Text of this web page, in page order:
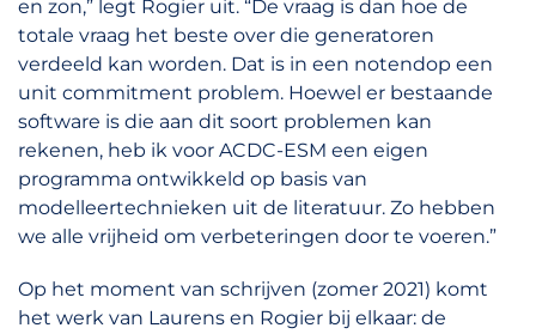
en zon,” legt Rogier uit. “De vraag is dan hoe de
totale vraag het beste over die generatoren
verdeeld kan worden. Dat is in een notendop een
unit commitment problem. Hoewel er bestaande
software is die aan dit soort problemen kan
rekenen, heb ik voor ACDC-ESM een eigen
programma ontwikkeld op basis van
modelleertechnieken uit de literatuur. Zo hebben
we alle vrijheid om verbeteringen door te voeren.”
Op het moment van schrijven (zomer 2021) komt
het werk van Laurens en Rogier bij elkaar: de